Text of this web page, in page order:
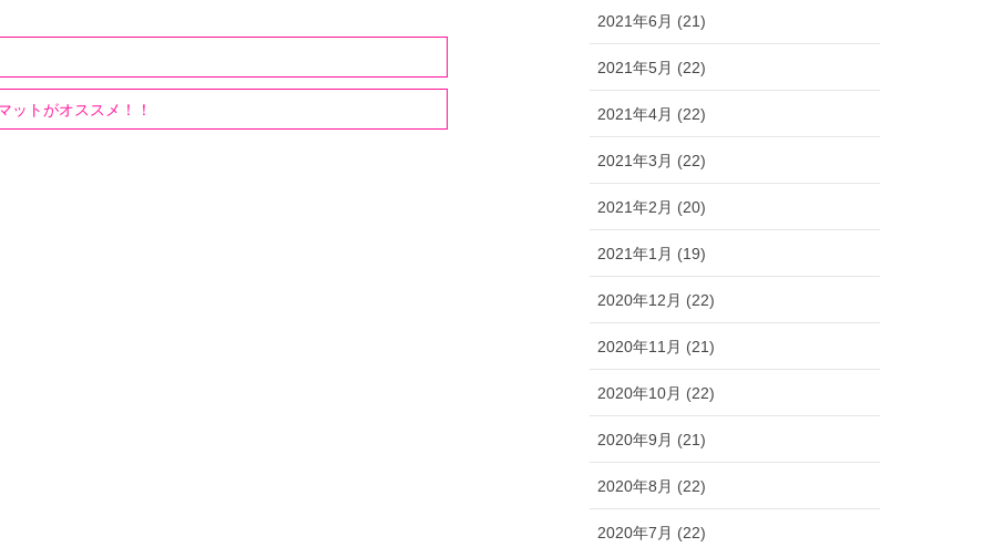
ットがオススメ！！
2021年6月 (21)
2021年5月 (22)
2021年4月 (22)
2021年3月 (22)
2021年2月 (20)
2021年1月 (19)
2020年12月 (22)
2020年11月 (21)
2020年10月 (22)
2020年9月 (21)
2020年8月 (22)
2020年7月 (22)